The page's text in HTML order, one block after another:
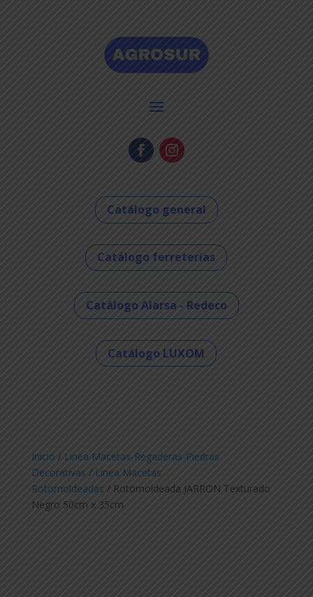
Catálogo general
Catálogo ferreterías
Catálogo Alarsa - Redeco
Catálogo LUXOM
Inicio / Linea Macetas-Regaderas-Piedras
Decorativas / Linea Macetas
Rotomoldeadas / Rotomoldeada JARRON Texturado
Negro 50cm x 35cm